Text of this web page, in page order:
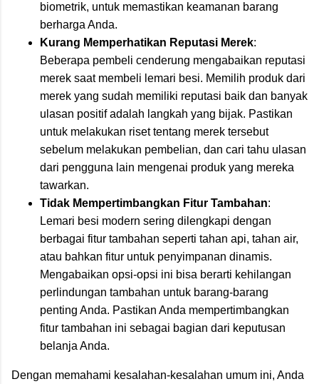
biometrik, untuk memastikan keamanan barang
berharga Anda.
Kurang Memperhatikan Reputasi Merek:
Beberapa pembeli cenderung mengabaikan reputasi
merek saat membeli lemari besi. Memilih produk dari
merek yang sudah memiliki reputasi baik dan banyak
ulasan positif adalah langkah yang bijak. Pastikan
untuk melakukan riset tentang merek tersebut
sebelum melakukan pembelian, dan cari tahu ulasan
dari pengguna lain mengenai produk yang mereka
tawarkan.
Tidak Mempertimbangkan Fitur Tambahan:
Lemari besi modern sering dilengkapi dengan
berbagai fitur tambahan seperti tahan api, tahan air,
atau bahkan fitur untuk penyimpanan dinamis.
Mengabaikan opsi-opsi ini bisa berarti kehilangan
perlindungan tambahan untuk barang-barang
penting Anda. Pastikan Anda mempertimbangkan
fitur tambahan ini sebagai bagian dari keputusan
belanja Anda.
Dengan memahami kesalahan-kesalahan umum ini, Anda